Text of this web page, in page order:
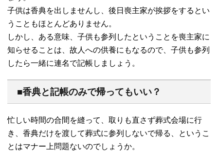
子供は香典を出しませんし、後日喪主家が挨拶をするとい
うこともほとんどありません。
しかし、ある意味、子供も参列したということを喪主家に
知らせることは、故人への供養にもなるので、子供も参列
したら一緒に連名で記帳しましょう。
■香典と記帳のみで帰ってもいい？
忙しい時間の合間を縫って、取りも直さず葬式会場に行
き、香典だけを渡して葬式に参列しないで帰る、というこ
とはマナー上問題ないのでしょうか。